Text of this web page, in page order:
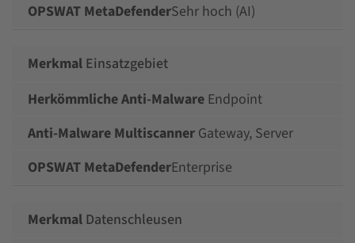
Sehr hoch (AI)
Einsatzgebiet
Endpoint
Gateway, Server
Enterprise
Datenschleusen